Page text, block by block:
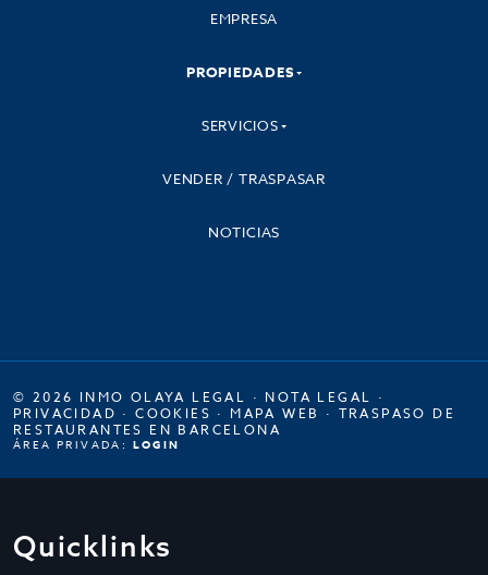
EMPRESA
PROPIEDADES
SERVICIOS
VENDER / TRASPASAR
NOTICIAS
© 2026 INMO OLAYA LEGAL · NOTA LEGAL ·
PRIVACIDAD ·COOKIES · MAPA WEB · TRASPASO DE
RESTAURANTES EN BARCELONA
ÁREA PRIVADA: LOGIN
Quicklinks